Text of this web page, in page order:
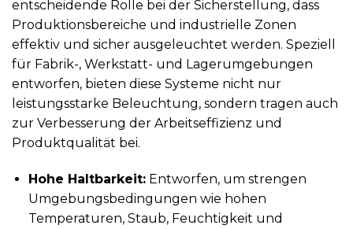
entscheidende Rolle bei der Sicherstellung, dass
Produktionsbereiche und industrielle Zonen
effektiv und sicher ausgeleuchtet werden. Speziell
für Fabrik-, Werkstatt- und Lagerumgebungen
entworfen, bieten diese Systeme nicht nur
leistungsstarke Beleuchtung, sondern tragen auch
zur Verbesserung der Arbeitseffizienz und
Produktqualität bei.
Hohe Haltbarkeit:Entworfen, um strengen
Umgebungsbedingungen wie hohen
Temperaturen, Staub, Feuchtigkeit und